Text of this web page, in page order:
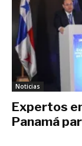
Noticias
Expertos
Panamá